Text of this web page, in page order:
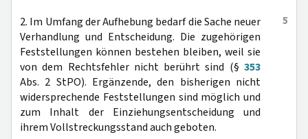
5
2. Im Umfang der Aufhebung bedarf die Sache neuer
Verhandlung und Entscheidung. Die zugehörigen
Feststellungen können bestehen bleiben, weil sie
von dem Rechtsfehler nicht berührt sind (§ 353
Abs. 2 StPO). Ergänzende, den bisherigen nicht
widersprechende Feststellungen sind möglich und
zum Inhalt der Einziehungsentscheidung und
ihrem Vollstreckungsstand auch geboten.